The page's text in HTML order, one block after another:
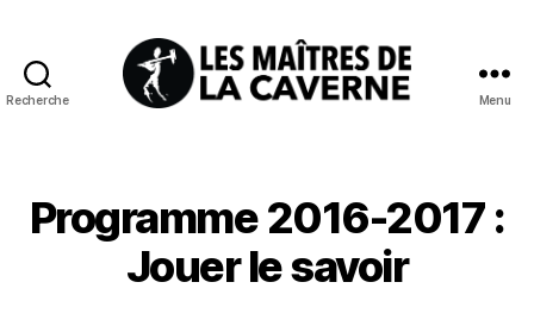
Recherche
la
Caverne
Menu
Programme 2016-2017 :
Jouer le savoir